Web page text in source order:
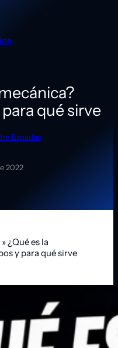
qué sirve
Espadas
2022
» ¿Qué es la
y para qué sirve